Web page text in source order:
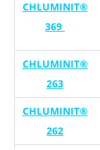
CHLUMINIT®
369
CHLUMINIT®
263
CHLUMINIT®
262